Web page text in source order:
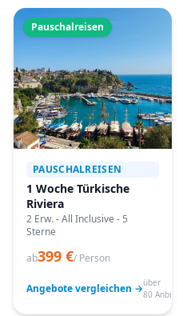
Pauschalreisen
PAUSCHALREISEN
1 Woche Türkische
Riviera
2 Erw. - All Inclusive - 5
Sterne
ab399 €/ Person
Angebote vergleichen →über
80 Anbieter